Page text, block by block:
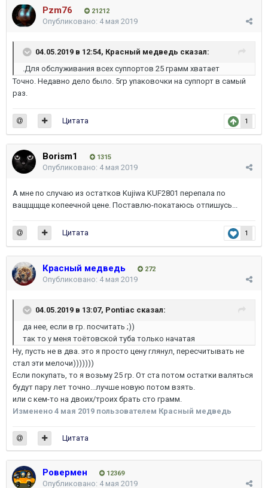
Pzm76 21212
Опубликовано: 4 мая 2019
04.05.2019 в 12:54, Красный медведь сказал:
.Для обслуживания всех суппортов 25 грамм хватает
Точно. Недавно дело было. 5гр упаковочки на суппорт в самый
раз.
1
Цитата
Borism1 1315
Опубликовано: 4 мая 2019
А мне по случаю из остатков Kujiwa KUF2801 перепала по
ващщщще копеечной цене. Поставлю-покатаюсь отпишусь...
1
Цитата
Красный медведь 272
Опубликовано: 4 мая 2019
04.05.2019 в 13:07, Pontiac сказал:
да нее, если в гр. посчитать ;))
так то у меня тоётовской туба только начатая
Ну, пусть не в два. это я просто цену глянул, пересчитывать не
стал эти мелочи)))))))
Если покупать, то я возьму 25 гр. От ста потом остатки валяться
будут пару лет точно...лучше новую потом взять.
или с кем-то на двоих/троих брать сто грамм.
Изменено 4 мая 2019 пользователем Красный медведь
Цитата
Ровермен 12369
Опубликовано: 4 мая 2019